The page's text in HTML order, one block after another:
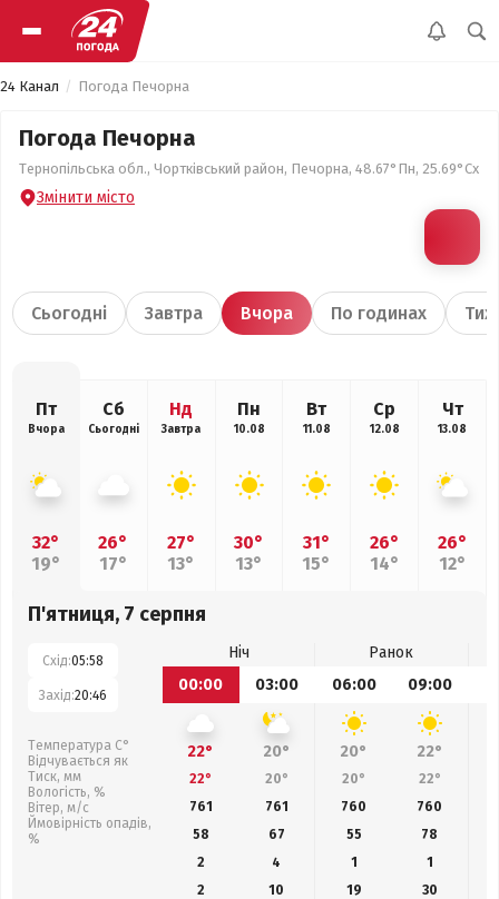
24 Канал Погода Печорна
Погода Печорна
Тернопільська обл., Чортківський район, Печорна, 48.67°Пн, 25.69°Сх
Змінити місто
Сьогодні Завтра Вчора По годинах
Пт
Вчора
32°
19°
Сб
Сьогодні
26°
17°
Нд
Завтра
27°
13°
Пн
10.08
30°
13°
Вт
11.08
31°
15°
Ср
12.08
26°
14°
Чт
13.08
26°
12°
П'ятниця, 7 серпня
Схід:05:58
Захід:20:46
Температура С°
Відчувається як
Тиск, мм
Вологість, %
Вітер, м/с
Ймовірність опадів,
%
Ніч
Ранок
00:00
03:00 06:00 09:00
22° 20° 20° 22°
22° 20° 20° 22°
761
761 760 760
58
67 55 78
2
4 1
1
2
10 19 30